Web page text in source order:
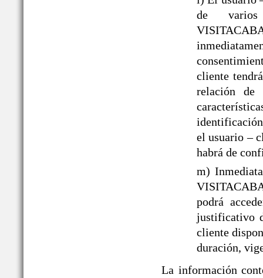
de
cliente
relación de
el usuario –
habrá de
m)
podrá
justificativo
cliente
duración,
La información